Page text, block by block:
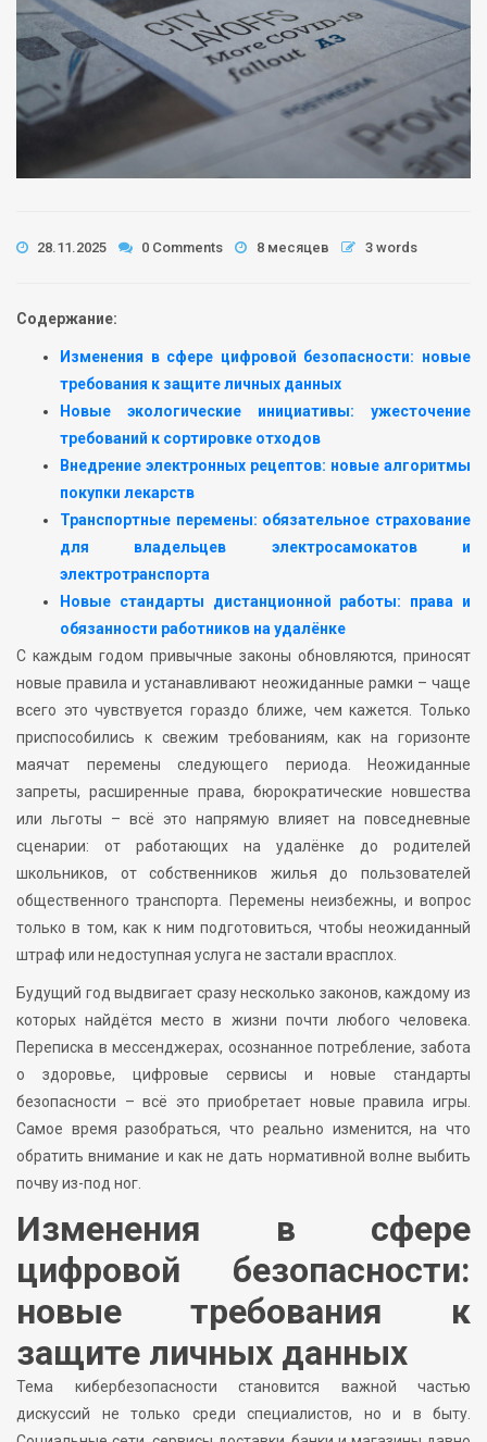
28.11.2025 0 Comments 8 месяцев 3 words
Содержание:
Изменения в сфере цифровой безопасности: новые
требования к защите личных данных
Новые экологические инициативы: ужесточение
требований к сортировке отходов
Внедрение электронных рецептов: новые алгоритмы
покупки лекарств
Транспортные перемены: обязательное страхование
для владельцев электросамокатов и
электротранспорта
Новые стандарты дистанционной работы: права и
обязанности работников на удалёнке
С каждым годом привычные законы обновляются, приносят
новые правила и устанавливают неожиданные рамки – чаще
всего это чувствуется гораздо ближе, чем кажется. Только
приспособились к свежим требованиям, как на горизонте
маячат перемены следующего периода. Неожиданные
запреты, расширенные права, бюрократические новшества
или льготы – всё это напрямую влияет на повседневные
сценарии: от работающих на удалёнке до родителей
школьников, от собственников жилья до пользователей
общественного транспорта. Перемены неизбежны, и вопрос
только в том, как к ним подготовиться, чтобы неожиданный
штраф или недоступная услуга не застали врасплох.
Будущий год выдвигает сразу несколько законов, каждому из
которых найдётся место в жизни почти любого человека.
Переписка в мессенджерах, осознанное потребление, забота
о здоровье, цифровые сервисы и новые стандарты
безопасности – всё это приобретает новые правила игры.
Самое время разобраться, что реально изменится, на что
обратить внимание и как не дать нормативной волне выбить
почву из-под ног.
Изменения в сфере
цифровой безопасности:
новые требования к
защите личных данных
Тема кибербезопасности становится важной частью
дискуссий не только среди специалистов, но и в быту.